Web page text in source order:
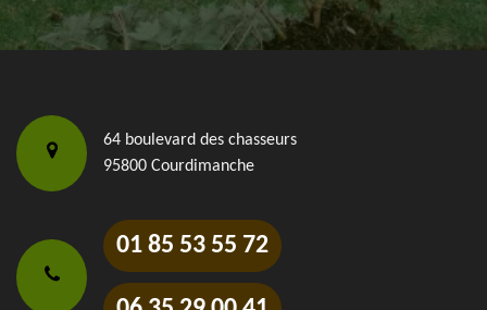
64 boulevard des chasseurs
95800 Courdimanche
01 85 53 55 72